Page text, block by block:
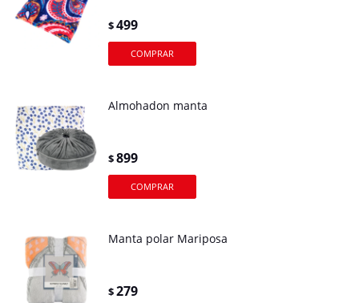
$499
Almohadon manta
$899
Manta polar Mariposa
$279